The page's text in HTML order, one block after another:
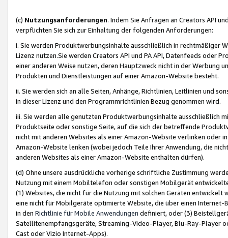
(c) Nutzungsanforderungen. Indem Sie Anfragen an Creators API
verpflichten Sie sich zur Einhaltung der folgenden Anforderungen:
i. Sie werden Produktwerbungsinhalte ausschließlich in rechtmäßiger
Lizenz nutzen.Sie werden Creators API und PA API, Datenfeeds oder
einer anderen Weise nutzen, deren Hauptzweck nicht in der Werbung
Produkten und Dienstleistungen auf einer Amazon-Website besteht.
ii. Sie werden sich an alle Seiten, Anhänge, Richtlinien, Leitlinien und
in dieser Lizenz und den Programmrichtlinien Bezug genommen wird.
iii. Sie werden alle genutzten Produktwerbungsinhalte ausschließlich
Produktseite oder sonstige Seite, auf die sich der betreffende
nicht mit anderen Websites als einer Amazon-Website verlinken oder
Amazon-Website lenken (wobei jedoch Teile Ihrer Anwendung, die
anderen Websites als einer Amazon-Website enthalten dürfen).
(d) Ohne unsere ausdrückliche vorherige schriftliche Zustimmung
Nutzung mit einem Mobiltelefon oder sonstigen Mobilgerät
(1) Websites, die nicht für die Nutzung mit solchen Geräten
eine nicht für Mobilgeräte optimierte Website, die über einen
in den Richtlinie für Mobile Anwendungen definiert, oder (3)
Satellitenempfangsgeräte, Streaming-Video-Player, Blu-Ray-Player
Cast oder Vizio Internet-Apps).